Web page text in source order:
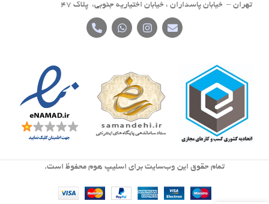
تهران – خیابان پاسداران ، خیابان اختیاریه جنوبی، پلاک 47
تمام حقوق اين وب‌سايت برای اسلیپ هوم محفوظ است.